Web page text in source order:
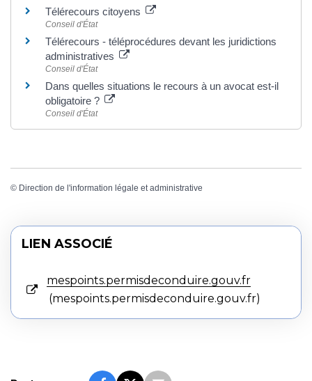
Télérecours citoyens
Conseil d'État
Télérecours - téléprocédures devant les juridictions
administratives
Conseil d'État
Dans quelles situations le recours à un avocat est-il
obligatoire ?
Conseil d'État
© Direction de l'information légale et administrative
LIEN ASSOCIÉ
mespoints.permisdeconduire.gouv.fr
mespoints.permisdeconduire.gouv.fr